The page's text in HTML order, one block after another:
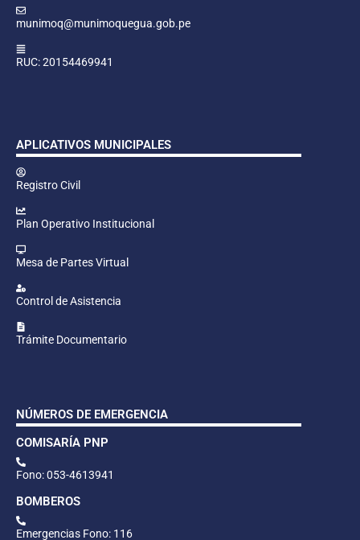
munimoq@munimoquegua.gob.pe
RUC: 20154469941
APLICATIVOS MUNICIPALES
Registro Civil
Plan Operativo Institucional
Mesa de Partes Virtual
Control de Asistencia
Trámite Documentario
NÚMEROS DE EMERGENCIA
COMISARÍA PNP
Fono: 053-4613941
BOMBEROS
Emergencias Fono: 116